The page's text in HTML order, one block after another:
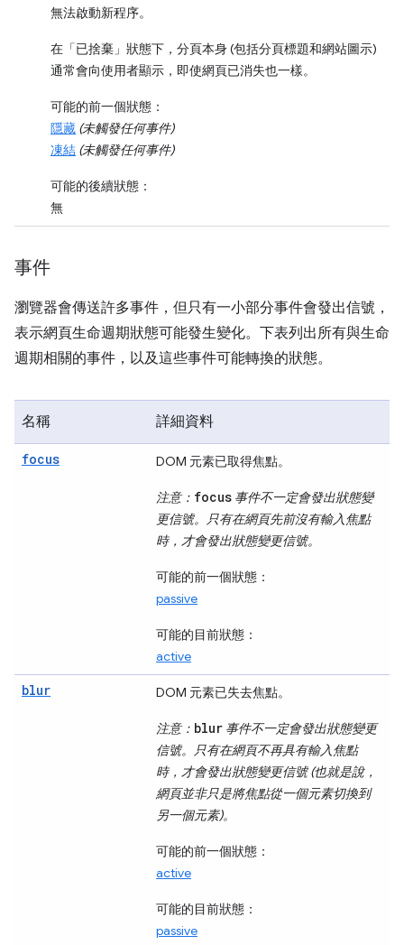
無法啟動新程序。
在「已捨棄」 狀態下，分頁本身 (包括分頁標題和網站圖示)
通常會向使用者顯示，即使網頁已消失也一樣。
可能的前一個狀態：
隱藏 (未觸發任何事件)
凍結 (未觸發任何事件)
可能的後續狀態：
無
事件
瀏覽器會傳送許多事件，但只有一小部分事件會發出信號，
表示網頁生命週期狀態可能發生變化。下表列出所有與生命
週期相關的事件，以及這些事件可能轉換的狀態。
名稱 詳細資料
focus DOM 元素已取得焦點。
注意： focus 事件不一定會發出狀態變
更信號。只有在網頁先前沒有輸入焦點
時，才會發出狀態變更信號。
可能的前一個狀態：
passive
可能的目前狀態：
active
blur DOM 元素已失去焦點。
注意： blur 事件不一定會發出狀態變更
信號。只有在網頁不再具有輸入焦點
時，才會發出狀態變更信號 (也就是說，
網頁並非只是將焦點從一個元素切換到
另一個元素)。
可能的前一個狀態：
active
可能的目前狀態：
passive